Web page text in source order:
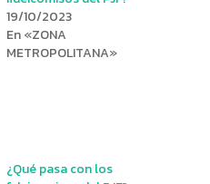
19/10/2023
En «ZONA
METROPOLITANA»
¿Qué pasa con los